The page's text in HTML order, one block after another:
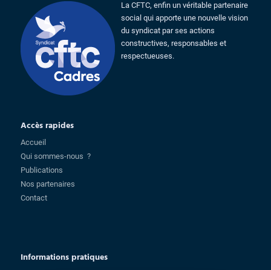
La CFTC, enfin un véritable partenaire
social qui apporte une nouvelle vision
du syndicat par ses actions
constructives, responsables et
respectueuses.
Accès rapides
Accueil
Qui sommes-nous ?
Publications
Nos partenaires
Contact
Informations pratiques